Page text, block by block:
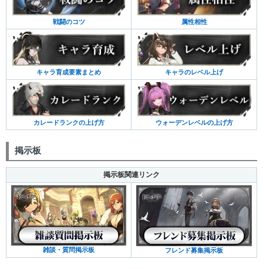
戦闘のコツ 属性相性
キャラ育成要素まとめ キャラのレベル上げ
カレードランクの上げ方 ウォーデンレベルの上げ方
掲示板
掲示板関連リンク
雑談・質問掲示板 フレンド募集掲示板